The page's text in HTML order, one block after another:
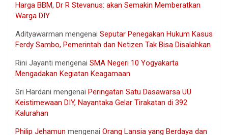
Harga BBM, Dr R Stevanus: akan Semakin Memberatkan
Warga DIY
Adityawarman mengenai Seputar Penegakan Hukum Kasus
Ferdy Sambo, Pemerintah dan Netizen Tak Bisa Disalahkan
Rini Jayanti mengenai SMA Negeri 10 Yogyakarta
Mengadakan Kegiatan Keagamaan
Sri Hardani mengenai Peringatan Satu Dasawarsa UU
Keistimewaan DIY, Nayantaka Gelar Tirakatan di 392
Kalurahan
Philip Jehamun mengenai Orang Lansia yang Berdaya dan